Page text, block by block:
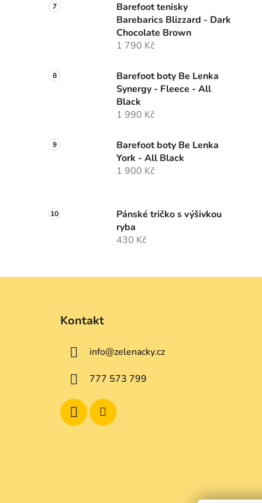
Barefoot tenisky
Barebarics Blizzard - Dark
Chocolate Brown
1 790 Kč
Barefoot boty Be Lenka
Synergy - Fleece - All
Black
1 990 Kč
Barefoot boty Be Lenka
York - All Black
1 900 Kč
Pánské tričko s výšivkou
ryba
430 Kč
Kontakt
info@zelenacky.cz
777 573 799